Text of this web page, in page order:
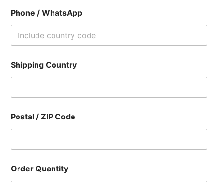
Phone / WhatsApp
Shipping Country
Postal / ZIP Code
Order Quantity